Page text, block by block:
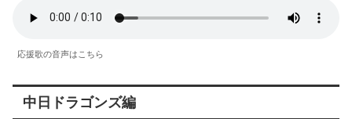
応援歌の音声はこちら
中日ドラゴンズ編